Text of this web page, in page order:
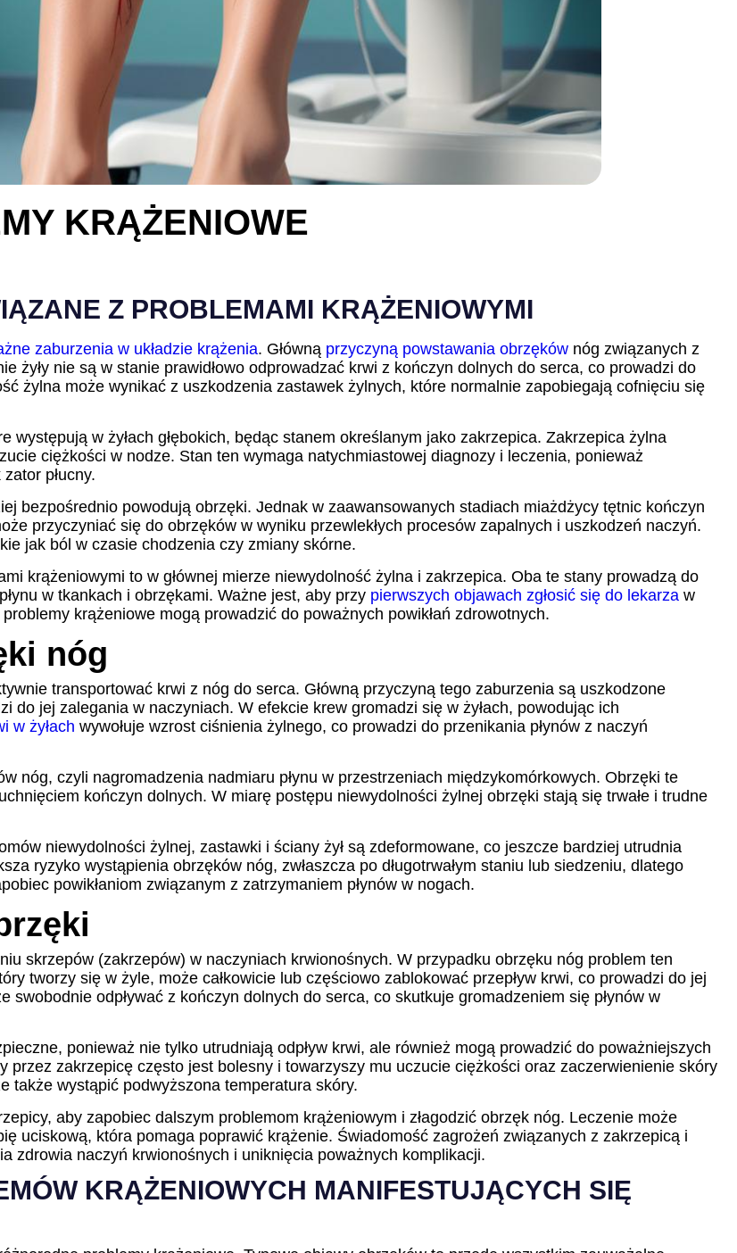
KRĄŻENIOWE
Z PROBLEMAMI KRĄŻENIOWYMI
zaburzenia w układzie krążenia. Główną przyczyną powstawania obrzęków nóg związanych z
żyły nie są w stanie prawidłowo odprowadzać krwi z kończyn dolnych do serca, co prowadzi do
żylna może wynikać z uszkodzenia zastawek żylnych, które normalnie zapobiegają cofnięciu się
w żyłach głębokich, będąc stanem określanym jako zakrzepica. Zakrzepica żylna
ciężkości w nodze. Stan ten wymaga natychmiastowej diagnozy i leczenia, ponieważ
płucny.
bezpośrednio powodują obrzęki. Jednak w zaawansowanych stadiach miażdżycy tętnic kończyn
przyczyniać się do obrzęków w wyniku przewlekłych procesów zapalnych i uszkodzeń naczyń.
jak ból w czasie chodzenia czy zmiany skórne.
krążeniowymi to w głównej mierze niewydolność żylna i zakrzepica. Oba te stany prowadzą do
w tkankach i obrzękami. Ważne jest, aby przy pierwszych objawach zgłosić się do lekarza w
krążeniowe mogą prowadzić do poważnych powikłań zdrowotnych.
nóg
transportować krwi z nóg do serca. Główną przyczyną tego zaburzenia są uszkodzone
do jej zalegania w naczyniach. W efekcie krew gromadzi się w żyłach, powodując ich
w żyłach wywołuje wzrost ciśnienia żylnego, co prowadzi do przenikania płynów z naczyń
nóg, czyli nagromadzenia nadmiaru płynu w przestrzeniach międzykomórkowych. Obrzęki te
kończyn dolnych. W miarę postępu niewydolności żylnej obrzęki stają się trwałe i trudne
niewydolności żylnej, zastawki i ściany żył są zdeformowane, co jeszcze bardziej utrudnia
ryzyko wystąpienia obrzęków nóg, zwłaszcza po długotrwałym staniu lub siedzeniu, dlatego
powikłaniom związanym z zatrzymaniem płynów w nogach.
skrzepów (zakrzepów) w naczyniach krwionośnych. W przypadku obrzęku nóg problem ten
tworzy się w żyle, może całkowicie lub częściowo zablokować przepływ krwi, co prowadzi do jej
swobodnie odpływać z kończyn dolnych do serca, co skutkuje gromadzeniem się płynów w
ponieważ nie tylko utrudniają odpływ krwi, ale również mogą prowadzić do poważniejszych
przez zakrzepicę często jest bolesny i towarzyszy mu uczucie ciężkości oraz zaczerwienienie skóry
także wystąpić podwyższona temperatura skóry.
aby zapobiec dalszym problemom krążeniowym i złagodzić obrzęk nóg. Leczenie może
uciskową, która pomaga poprawić krążenie. Świadomość zagrożeń związanych z zakrzepicą i
zdrowia naczyń krwionośnych i uniknięcia poważnych komplikacji.
KRĄŻENIOWYCH MANIFESTUJĄCYCH SIĘ